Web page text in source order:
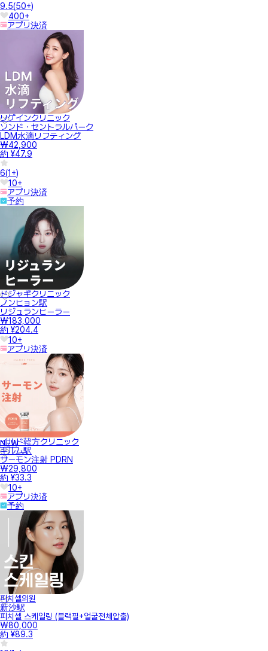
9.5(50+)
400+
アプリ決済
リゲインクリニック
ソンド・セントラルパーク
LDM水滴リフティング
₩42,900
約 ¥47.9
6(1+)
10+
アプリ決済
予約
ドジャギクリニック
ノンヒョン駅
リジュランヒーラー
₩183,000
約 ¥204.4
10+
アプリ決済
NEW
イルド韓方クリニック
キルム駅
サーモン注射 PDRN
₩29,800
約 ¥33.3
10+
アプリ決済
予約
피치셀의원
新沙駅
피치셀 스케일링 (블랙필+얼굴전체압출)
₩80,000
約 ¥89.3